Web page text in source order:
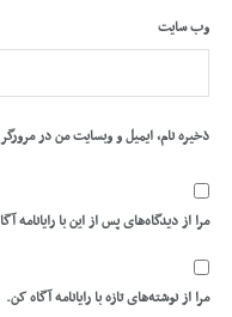
وب‌ سایت
ذخیره نام، ایمیل و وبسایت من در
مرا از دیدگاه‌های پس از این با رایانامه
مرا از نوشته‌های تازه با رایانامه آگاه کن.